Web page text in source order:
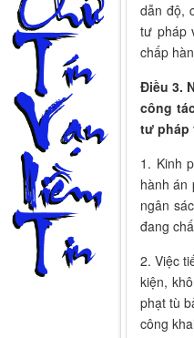
dẫn độ,
tư pháp
chấp
Điều 3.
công
tư pháp
1. Kinh
hành án
ngân
đang
2. Việc
kiện,
phạt tù
công